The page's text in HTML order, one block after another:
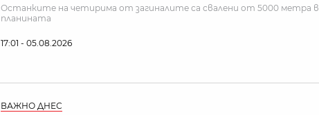
Останките на четирима от загиналите са свалени от 5000 метра в
планината
17:01 - 05.08.2026
ВАЖНО ДНЕС